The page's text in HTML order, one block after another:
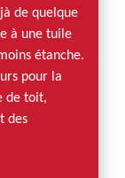
de quelque
à une tuile
étanche.
pour la
de toit,
des